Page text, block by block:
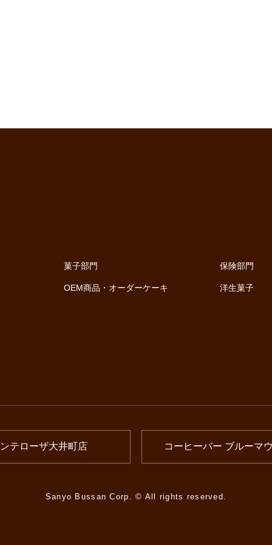
菓子部門 保険部門
OEM商品・オーダーケーキ 洋生菓子
テローザ大井町店 コーヒーバー ブルーマ
Sanyo Bussan Corp. © All rights reserved.